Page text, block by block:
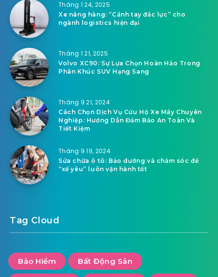
Tháng 1 24, 2025
Xe nâng hàng: “Cánh tay đắc lực” cho
ngành logistics hiện đại
Tháng 1 21, 2025
Volvo XC90: Sự Lựa Chọn Hoàn Hảo Trong
Phân Khúc SUV Hạng Sang
Tháng 9 21, 2024
Cách Chọn Dịch Vụ Cứu Hộ Xe Máy Chuyên
Nghiệp: Hướng Dẫn Đảm Bảo An Toàn Và
Tiết Kiệm
Tháng 9 19, 2024
Sửa chữa ô tô: Bảo dưỡng và chăm sóc để
“xế yêu” luôn vận hành tốt
Tag Cloud
Bảo Hiểm Bất Động Sản